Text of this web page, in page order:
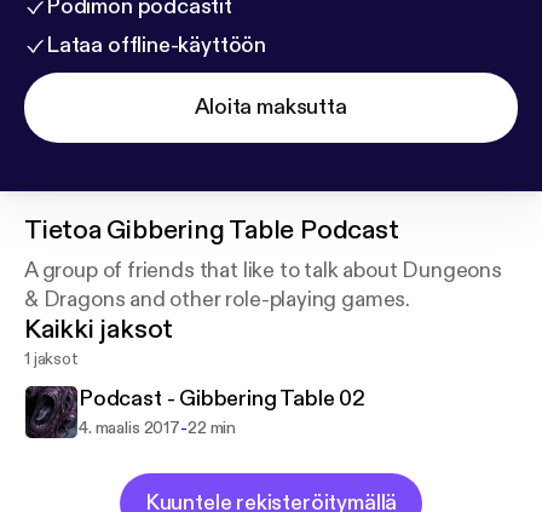
Podimon podcastit
Lataa offline-käyttöön
Aloita maksutta
Tietoa Gibbering Table Podcast
A group of friends that like to talk about Dungeons
& Dragons and other role-playing games.
Kaikki jaksot
1 jaksot
Podcast - Gibbering Table 02
4. maalis 2017-22 min
Kuuntele rekisteröitymällä